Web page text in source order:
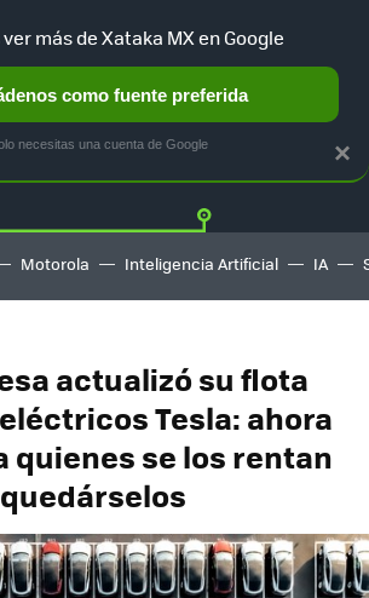
AUTO ELECTRICO Twitter
Motorola Inteligencia Artificial IA
actualizó su flota
Tesla: ahora
quienes se los rentan
×
más de Xataka MX en Google
como fuente preferida
necesitas una cuenta de Google